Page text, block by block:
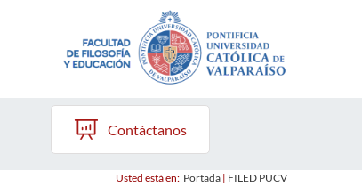
Contáctanos
Usted está en: Portada| FILED PUCV